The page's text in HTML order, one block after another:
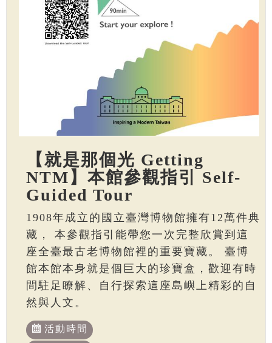
【就是那個光 Getting
NTM】本館參觀指引 Self-
Guided Tour
1908年成立的國立臺灣博物館擁有12萬件典
藏， 本參觀指引能帶您一次完整欣賞到這
座全臺最古老博物館裡的重要寶藏。 臺博
館本館本身就是個巨大的珍寶盒，歡迎有時
間駐足瞭解、自行探索這座島嶼上精彩的自
然與人文。
活動時間